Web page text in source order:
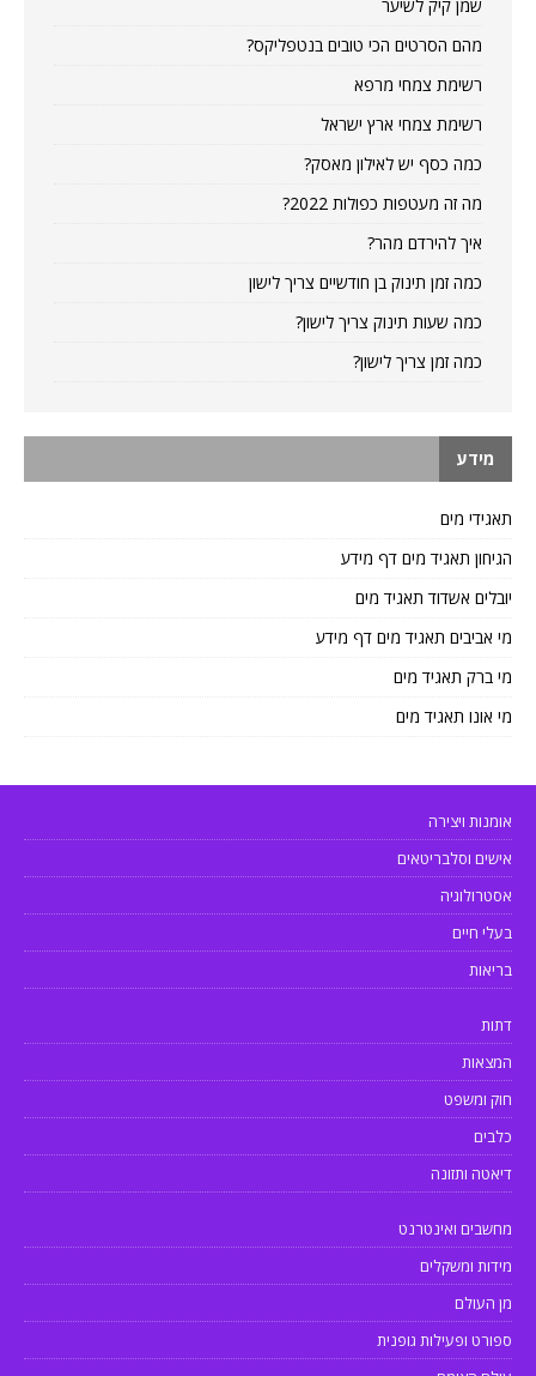
שמן קיק לשיער
מהם הסרטים הכי טובים בנטפליקס?
רשימת צמחי מרפא
רשימת צמחי ארץ ישראל
כמה כסף יש לאילון מאסק?
מה זה מעטפות כפולות 2022?
איך להירדם מהר?
כמה זמן תינוק בן חודשיים צריך לישון
כמה שעות תינוק צריך לישון?
כמה זמן צריך לישון?
מידע
תאגידי מים
הגיחון תאגיד מים דף מידע
יובלים אשדוד תאגיד מים
מי אביבים תאגיד מים דף מידע
מי ברק תאגיד מים
מי אונו תאגיד מים
אומנות ויצירה
אישים וסלבריטאים
אסטרולוגיה
בעלי חיים
בריאות
דתות
המצאות
חוק ומשפט
כלבים
דיאטה ותזונה
מחשבים ואינטרנט
מידות ומשקלים
מן העולם
ספורט ופעילות גופנית